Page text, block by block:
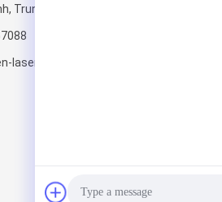
Trung Quốc.
laser.org